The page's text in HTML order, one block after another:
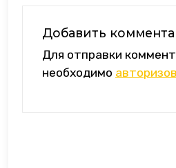
Добавить
Для отправки
необходимо